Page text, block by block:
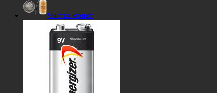
Чистка монет